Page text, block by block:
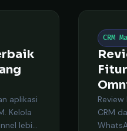
aplikasi
Kelola
lebih
CRM
CRM